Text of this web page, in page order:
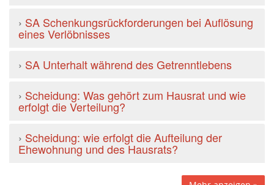
› SA Schenkungsrückforderungen bei Auflösung
eines Verlöbnisses
› SA Unterhalt während des Getrenntlebens
› Scheidung: Was gehört zum Hausrat und wie
erfolgt die Verteilung?
› Scheidung: wie erfolgt die Aufteilung der
Ehewohnung und des Hausrats?